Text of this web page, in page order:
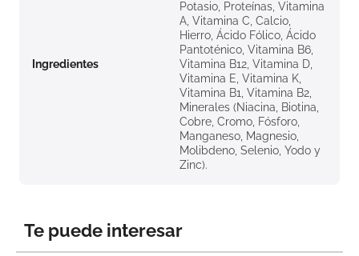
Ingredientes
Potasio, Proteínas, Vitamina
A, Vitamina C, Calcio,
Hierro, Ácido Fólico, Ácido
Pantoténico, Vitamina B6,
Vitamina B12, Vitamina D,
Vitamina E, Vitamina K,
Vitamina B1, Vitamina B2,
Minerales (Niacina, Biotina,
Cobre, Cromo, Fósforo,
Manganeso, Magnesio,
Molibdeno, Selenio, Yodo y
Zinc).
Te puede interesar